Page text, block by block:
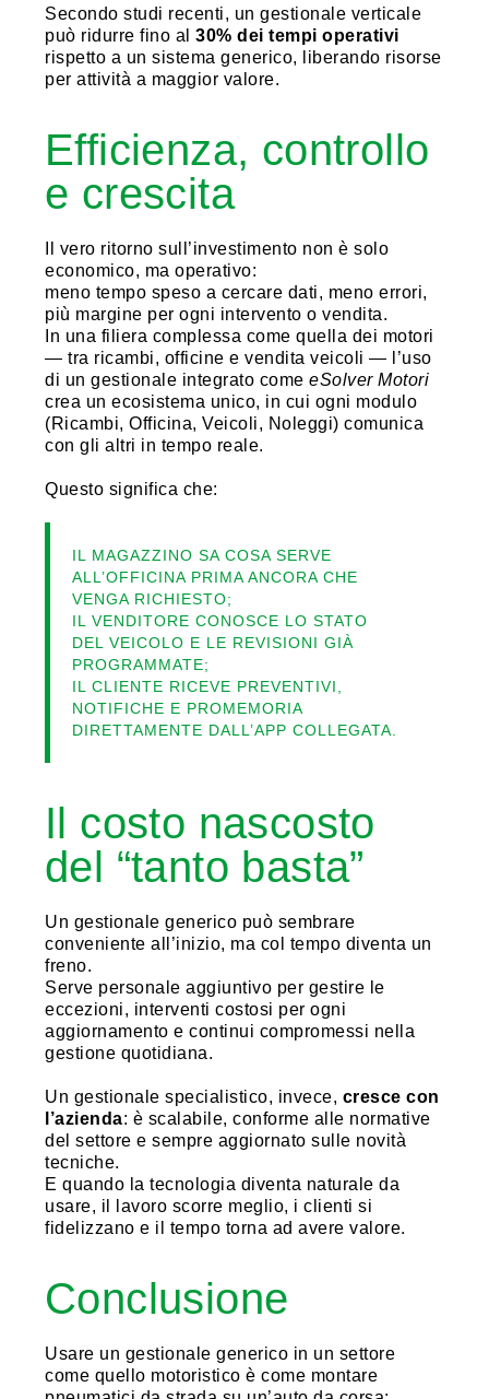
Secondo studi recenti, un gestionale verticale
può ridurre fino al 30% dei tempi operativi
rispetto a un sistema generico, liberando risorse
per attività a maggior valore.
Efficienza, controllo
e crescita
Il vero ritorno sull’investimento non è solo
economico, ma operativo:
meno tempo speso a cercare dati, meno errori,
più margine per ogni intervento o vendita.
In una filiera complessa come quella dei motori
— tra ricambi, officine e vendita veicoli — l’uso
di un gestionale integrato come eSolver Motori
crea un ecosistema unico, in cui ogni modulo
(Ricambi, Officina, Veicoli, Noleggi) comunica
con gli altri in tempo reale.
Questo significa che:
IL MAGAZZINO SA COSA SERVE
ALL’OFFICINA PRIMA ANCORA CHE
VENGA RICHIESTO;
IL VENDITORE CONOSCE LO STATO
DEL VEICOLO E LE REVISIONI GIÀ
PROGRAMMATE;
IL CLIENTE RICEVE PREVENTIVI,
NOTIFICHE E PROMEMORIA
DIRETTAMENTE DALL’APP COLLEGATA.
Il costo nascosto
del “tanto basta”
Un gestionale generico può sembrare
conveniente all’inizio, ma col tempo diventa un
freno.
Serve personale aggiuntivo per gestire le
eccezioni, interventi costosi per ogni
aggiornamento e continui compromessi nella
gestione quotidiana.
Un gestionale specialistico, invece, cresce con
l’azienda: è scalabile, conforme alle normative
del settore e sempre aggiornato sulle novità
tecniche.
E quando la tecnologia diventa naturale da
usare, il lavoro scorre meglio, i clienti si
fidelizzano e il tempo torna ad avere valore.
Conclusione
Usare un gestionale generico in un settore
come quello motoristico è come montare